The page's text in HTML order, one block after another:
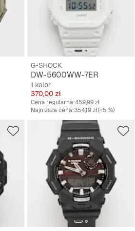
G-SHOCK
DW-5600WW-7ER
1 kolor
Cena
370,00 zł
Cena regularna:459,99 zł
Najniższa cena:354,19 zł(+5 %)